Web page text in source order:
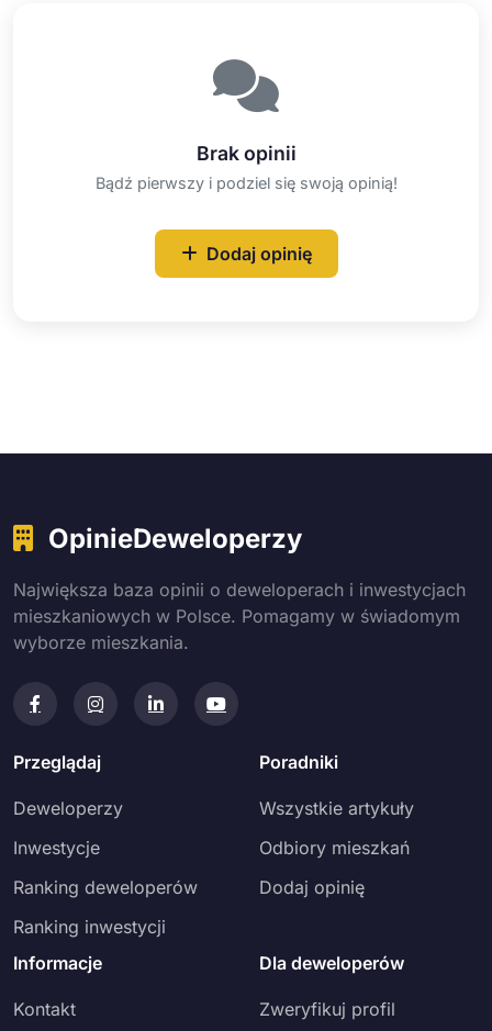
Brak opinii
Bądź pierwszy i podziel się swoją opinią!
Dodaj opinię
OpinieDeweloperzy
Największa baza opinii o deweloperach i inwestycjach
mieszkaniowych w Polsce. Pomagamy w świadomym
wyborze mieszkania.
Przeglądaj
Deweloperzy
Inwestycje
Ranking deweloperów
Ranking inwestycji
Poradniki
Wszystkie artykuły
Odbiory mieszkań
Dodaj opinię
Informacje
Kontakt
Dla deweloperów
Zweryfikuj profil